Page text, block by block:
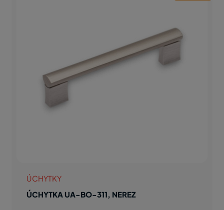
ÚCHYTKY
ÚCHYTKA UA-BO-311, NEREZ